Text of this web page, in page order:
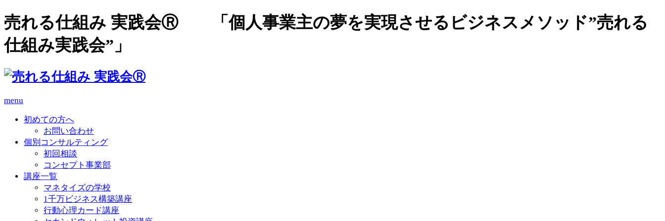
売れる仕組み 実践会Ⓡ 「個人事業主の夢を実現させるビジネスメソッド”売れる
仕組み実践会”」
menu
初めての方へ
お問い合わせ
個別コンサルティング
初回相談
コンセプト事業部
講座一覧
マネタイズの学校
1千万ビジネス構築講座
行動心理カード講座